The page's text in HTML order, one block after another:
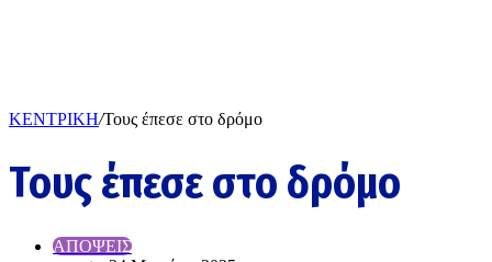
ΚΕΝΤΡΙΚΗ/Τους έπεσε στο δρόμο
Τους έπεσε στο δρόμο
ΑΠΟΨΕΙΣ